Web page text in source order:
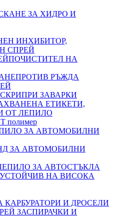
ЗА ХИДРО И
ИНХИБИТОР,
СПРЕЙ
НА
РЪЖДА
ЗАВАРКИ
ЕТИКЕТИ,
ОТ ЛЕПИЛО
полимер
ЗА АВТОМОБИЛНИ
ЗА АВТОМОБИЛНИ
ЗА АВТОСТЪКЛА
УСТОЙЧИВ НА ВИСОКА
КАРБУРАТОРИ И ДРОСЕЛИ
ЗАСПИРАЧКИ И